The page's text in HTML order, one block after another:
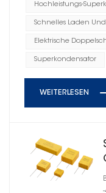
Hochleistungs-
Schnelles Laden
Elektrische
Superkondensator
WEITERLESEN